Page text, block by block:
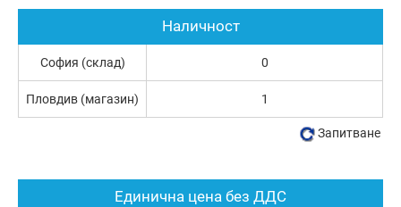
Единична цена без ДДС
Наличност
София (склад) 0
Пловдив (магазин) 1
Запитване